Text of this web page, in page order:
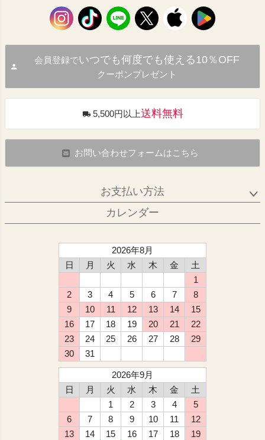
会員登録でいつでも何度でも使える10％OFF
クーポンプレゼント
5,500円以上送料無料
お問い合わせフォームはこちら
お支払い方法
カレンダー
2026年8月
日
月 火 水 木 金
土
1
2
3 4 5 6 7
8
9
10 11 12 13 14
15
16
17 18 19 20 21
22
23
24 25 26 27 28
29
30
31
2026年9月
日
月 火 水 木 金
土
1
2 3 4
5
6
7 8 9 10 11
12
13
14 15 16 17 18
19